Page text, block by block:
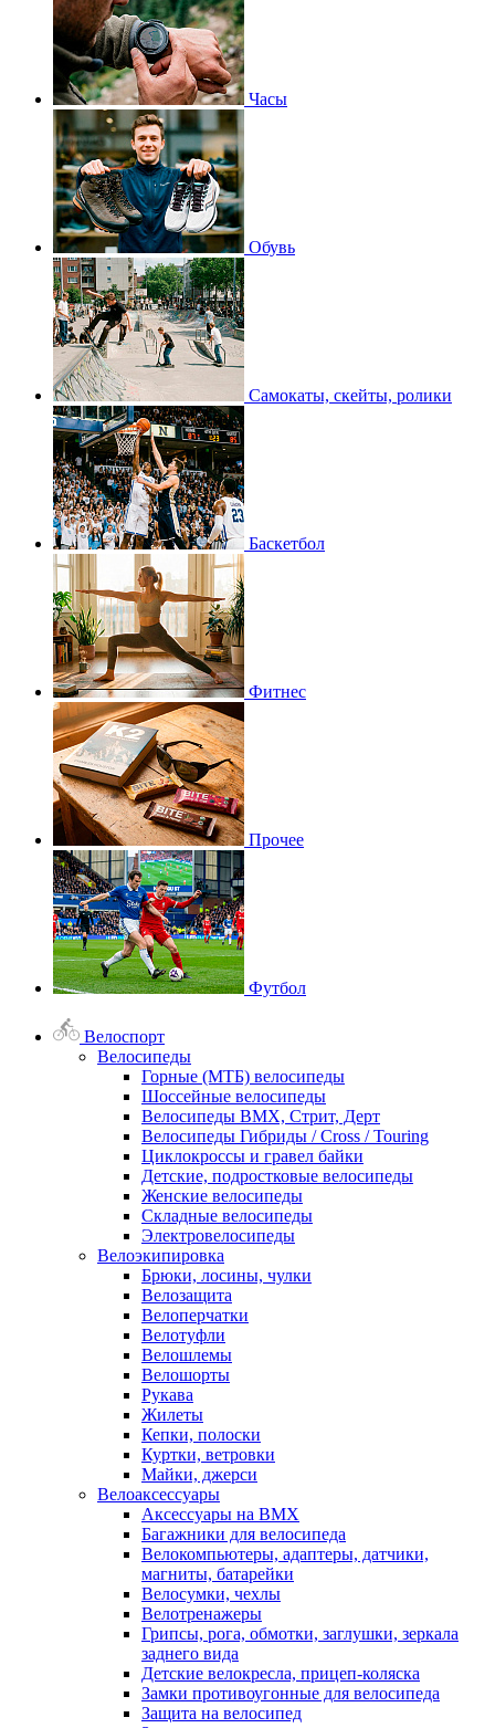
Часы
Обувь
Самокаты, скейты, ролики
Баскетбол
Фитнес
Прочее
Футбол
Велоспорт
Велосипеды
Горные (МТБ) велосипеды
Шоссейные велосипеды
Велосипеды BMX, Стрит, Дерт
Велосипеды Гибриды / Cross / Touring
Циклокроссы и гравел байки
Детские, подростковые велосипеды
Женские велосипеды
Складные велосипеды
Электровелосипеды
Велоэкипировка
Брюки, лосины, чулки
Велозащита
Велоперчатки
Велотуфли
Велошлемы
Велошорты
Рукава
Жилеты
Кепки, полоски
Куртки, ветровки
Майки, джерси
Велоаксессуары
Аксессуары на BMX
Багажники для велосипеда
Велокомпьютеры, адаптеры, датчики,
магниты, батарейки
Велосумки, чехлы
Велотренажеры
Грипсы, рога, обмотки, заглушки, зеркала
заднего вида
Детские велокресла, прицеп-коляска
Замки противоугонные для велосипеда
Защита на велосипед